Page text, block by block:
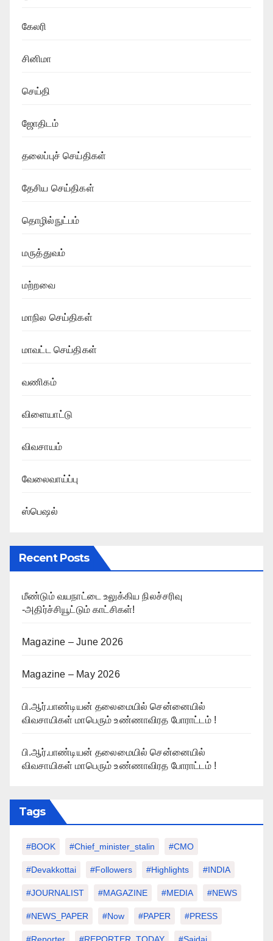
கேலரி
சினிமா
செய்தி
ஜோதிடம்
தலைப்புச் செய்திகள்
தேசிய செய்திகள்
தொழில்நுட்பம்
மருத்துவம்
மற்றவை
மாநில செய்திகள்
மாவட்ட செய்திகள்
வணிகம்
விளையாட்டு
விவசாயம்
வேலைவாய்ப்பு
ஸ்பெஷல்
Recent Posts
மீண்டும் வயநாட்டை உலுக்கிய நிலச்சரிவு
-அதிர்ச்சியூட்டும் காட்சிகள்!
Magazine – June 2026
Magazine – May 2026
பி.ஆர்.பாண்டியன் தலைமையில் சென்னையில்
விவசாயிகள் மாபெரும் உண்ணாவிரத போராட்டம் !
பி.ஆர்.பாண்டியன் தலைமையில் சென்னையில்
விவசாயிகள் மாபெரும் உண்ணாவிரத போராட்டம் !
Tags
#BOOK #chief_minister_stalin #CMO
#devakkottai #followers #highlights #INDIA
#JOURNALIST #MAGAZINE #MEDIA #NEWS
#NEWS_PAPER #Now #PAPER #PRESS